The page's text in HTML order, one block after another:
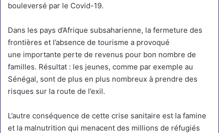
bouleversé par le Covid-19.
Dans les pays d’Afrique subsaharienne, la fermeture des
frontières et l’absence de tourisme a provoqué
une importante perte de revenus pour bon nombre de
familles. Résultat : les jeunes, comme par exemple au
Sénégal, sont de plus en plus nombreux à prendre des
risques sur la route de l’exil.
L’autre conséquence de cette crise sanitaire est la famine
et la malnutrition qui menacent des millions de réfugiés